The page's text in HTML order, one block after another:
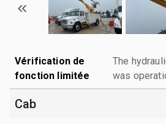
Vérification de
fonction limitée
The
was
Cab